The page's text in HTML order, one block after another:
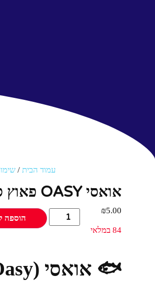
עמוד הבית /
אואסי OASY פאוץ סלמון לחתול 85 גרם
₪5.00
84 במלאי
הוספה